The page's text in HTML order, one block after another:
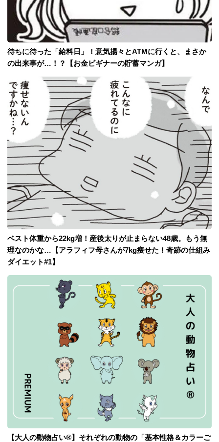
待ちに待った「給料日」！意気揚々とATMに行くと、まさか
の出来事が…！？【お金ビギナーの貯蓄マンガ】
ベスト体重から22kg増！産後太りが止まらない48歳。もう無
理なのかな…【アラフィフ母さんが7kg痩せた！奇跡の仕組み
ダイエット#1】
【大人の動物占い®】それぞれの動物の「基本性格＆カラーご